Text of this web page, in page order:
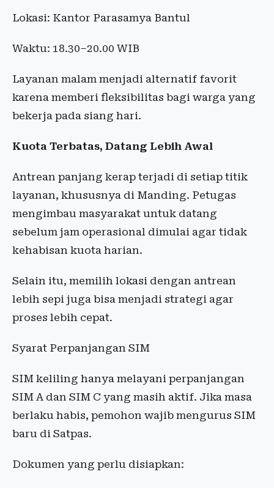
Lokasi: Kantor Parasamya Bantul
Waktu: 18.30–20.00 WIB
Layanan malam menjadi alternatif favorit
karena memberi fleksibilitas bagi warga yang
bekerja pada siang hari.
Kuota Terbatas, Datang Lebih Awal
Antrean panjang kerap terjadi di setiap titik
layanan, khususnya di Manding. Petugas
mengimbau masyarakat untuk datang
sebelum jam operasional dimulai agar tidak
kehabisan kuota harian.
Selain itu, memilih lokasi dengan antrean
lebih sepi juga bisa menjadi strategi agar
proses lebih cepat.
Syarat Perpanjangan SIM
SIM keliling hanya melayani perpanjangan
SIM A dan SIM C yang masih aktif. Jika masa
berlaku habis, pemohon wajib mengurus SIM
baru di Satpas.
Dokumen yang perlu disiapkan: